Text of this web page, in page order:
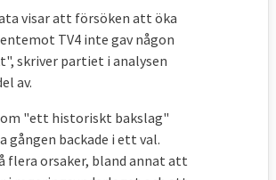
Vi måste rädda klimatet
och demokratin
Straffa länder som inte
når klimatmål
visar att försöken att öka
TV4 inte gav någon
skriver partiet i analysen
av.
"ett historiskt bakslag"
gången backade i ett val.
flera orsaker, bland annat att